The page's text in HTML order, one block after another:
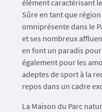
élément caractérisant
Sûre en tant que région
omniprésente dans le
et ses nombreux
en font un paradis
également pour les
adeptes de sport à la
repos dans un cadre
La Maison du Parc